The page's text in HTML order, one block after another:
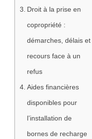
Droit à la prise en
copropriété :
démarches, délais et
recours face à un
refus
Aides financières
disponibles pour
l’installation de
bornes de recharge